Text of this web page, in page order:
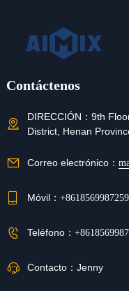
Contáctenos
DIRECCIÓN： 9th
District, Henan
Correo electrónico：
Móvil： +8618569987259
Teléfono：
Contacto： Jenny